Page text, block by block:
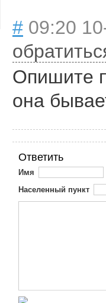
# 09:20
Опишите
она
Ответить
Имя
Населенный пункт